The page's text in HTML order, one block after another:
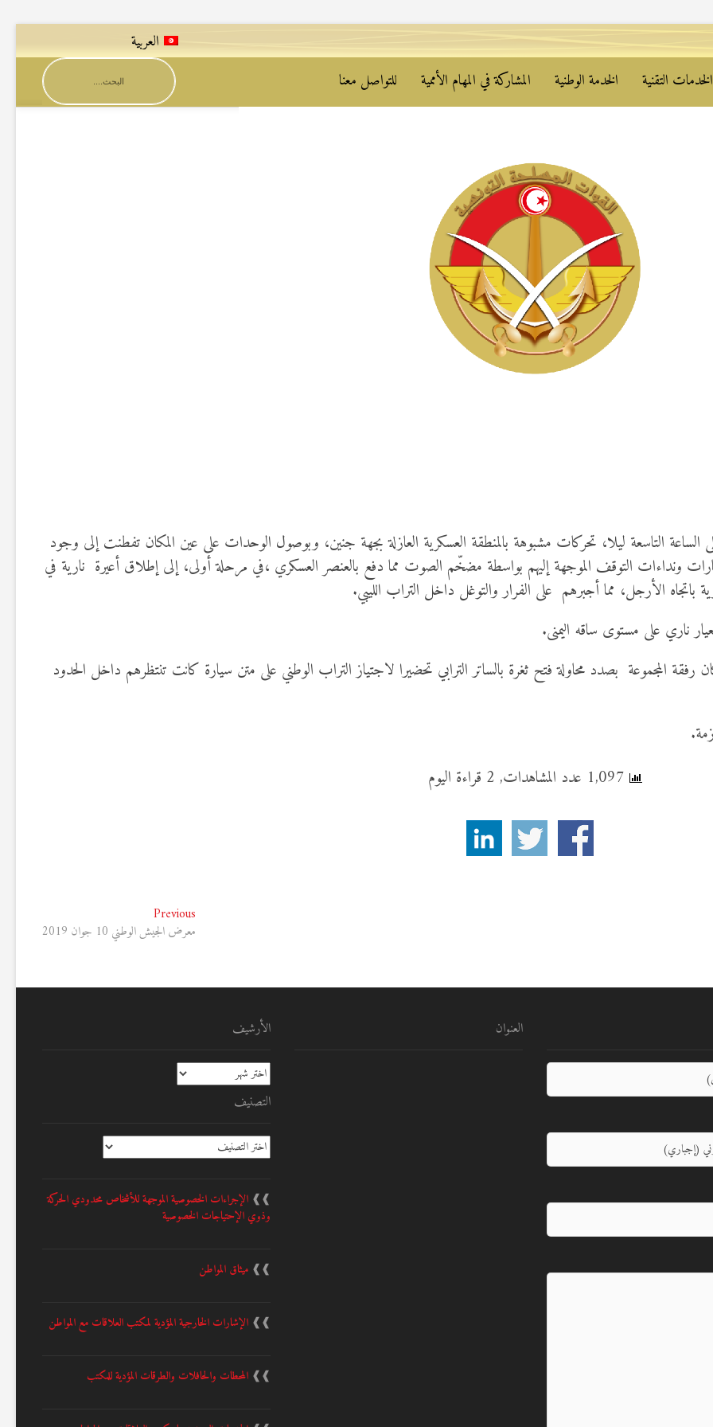
العربية
الخدمات التقنية الخدمة الوطنية المشاركة في المهام الأممية للتواصل معنا
التاسعة ليلا، تحركات مشبوهة بالمنطقة العسكرية العازلة بجهة جنين، وبوصول الوحدات على عين المكان تفطنت إلى وجود
ونداءات التوقف الموجهة إليهم بواسطة مضخّم الصوت مما دفع بالعنصر العسكري ،في مرحلة أولى، إلى إطلاق أعيرة نارية في
الأرجل، مما أجبرهم على الفرار والتوغل داخل التراب الليبي.
ناري على مستوى ساقه اليمنى.
المجموعة بصدد محاولة فتح ثغرة بالساتر الترابي تحضيرا لاجتياز التراب الوطني على متن سيارة كانت تنتظرهم داخل الحدود
Previous
Previous
post:
معرض الجيش الوطني 10 جوان 2019
العنوان الأرشيف
الأرشيف
التصنيف
التصنيف
❱❱الإجراءات الخصوصية الموجهة للأشخاص محدودي الحركة
وذوي الإحتياجات الخصوصية
❱❱ميثاق المواطن
❱❱الإشارات الخارجية المؤدية لمكتب العلاقات مع المواطن
❱❱المحطات والحافلات والطرقات المؤدية للمكتب